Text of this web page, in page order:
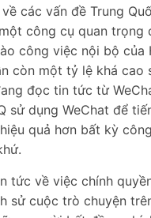
các vấn đề Trung
công cụ quan trọng
công việc nội bộ của
còn một tỷ lệ khá cao
đọc tin tức từ
sử dụng WeChat để
quả hơn bất kỳ
tức về việc chính
sử cuộc trò chuyện